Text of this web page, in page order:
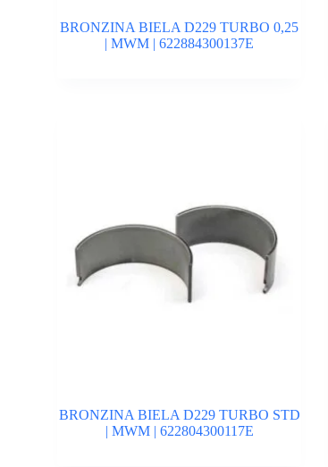
BRONZINA BIELA D229 TURBO 0,25
| MWM | 622884300137E
BRONZINA BIELA D229 TURBO STD
| MWM | 622804300117E